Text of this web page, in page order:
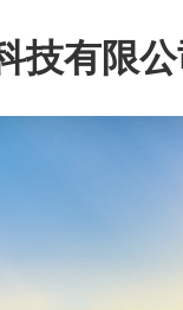
技有限